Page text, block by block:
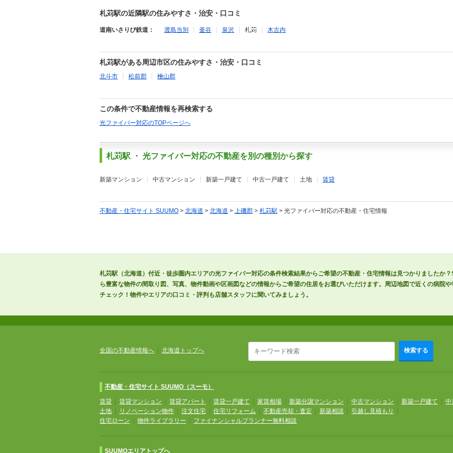
札苅駅の近隣駅の住みやすさ・治安・口コミ
道南いさりび鉄道： 渡島当別 釜谷 泉沢 札苅 木古内
札苅駅がある周辺市区の住みやすさ・治安・口コミ
北斗市 松前郡 檜山郡
この条件で不動産情報を再検索する
光ファイバー対応のTOPページへ
札苅駅 ・ 光ファイバー対応の不動産を別の種別から探す
新築マンション 中古マンション 新築一戸建て 中古一戸建て 土地 賃貸
不動産・住宅サイト SUUMO > 北海道 > 北海道 > 上磯郡 > 札苅駅 > 光ファイバー対応の不動産・住宅情報
札苅駅（北海道）付近・徒歩圏内エリアの光ファイバー対応の条件検索結果からご希望の不動産・住宅情報は見つかりましたか
ら豊富な物件の間取り図、写真、物件動画や区画図などの情報からご希望の住居をお選びいただけます。周辺地図で近くの病院
チェック！物件やエリアの口コミ・評判も店舗スタッフに聞いてみましょう。
全国の不動産情報へ 北海道トップへ 検索する
不動産・住宅サイト SUUMO（スーモ）
賃貸 賃貸マンション 賃貸アパート 賃貸一戸建て 家賃相場 新築分譲マンション 中古マンション 新築一戸建て 中
土地
リノベーション物件 注文住宅 住宅リフォーム 不動産売却・査定 新築相談 引越し見積もり
住宅ローン
物件ライブラリー ファイナンシャルプランナー無料相談
SUUMOエリアトップへ